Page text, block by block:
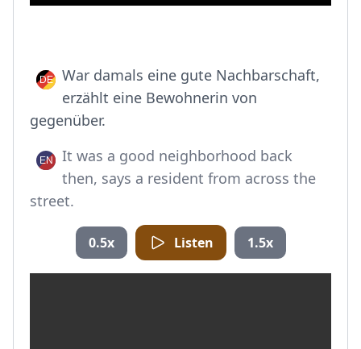
War damals eine gute Nachbarschaft,
erzählt eine Bewohnerin von
gegenüber.
It was a good neighborhood back
then, says a resident from across the
street.
0.5x Listen 1.5x